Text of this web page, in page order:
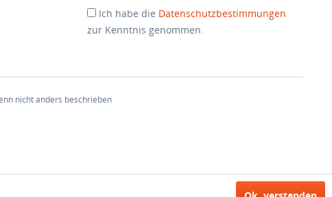
Ich habe die Datenschutzbestimmungen
zur Kenntnis genommen.
nicht anders beschrieben